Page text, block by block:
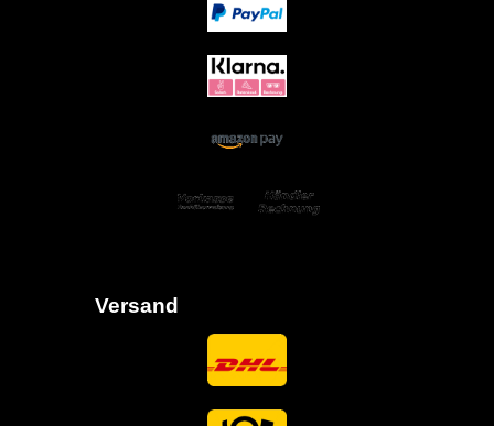
Versand